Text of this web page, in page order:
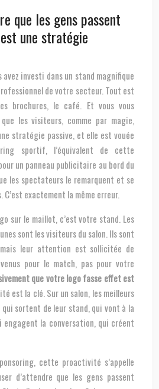
que les gens passent
une stratégie
avez investi dans un stand magnifique
de votre secteur. Tout est
brochures, le café. Et vous vous
les visiteurs, comme par magie,
stratégie passive, et elle est vouée
sportif, l’équivalent de cette
un panneau publicitaire au bord du
les spectateurs le remarquent et se
exactement la même erreur.
sur le maillot, c’est votre stand. Les
sont les visiteurs du salon. Ils sont
leur attention est sollicitée de
pour le match, pas pour votre
que votre logo fasse effet est
est la clé. Sur un salon, les meilleurs
sortent de leur stand, qui vont à la
engagent la conversation, qui créent
cette proactivité s’appelle
d’attendre que les gens passent